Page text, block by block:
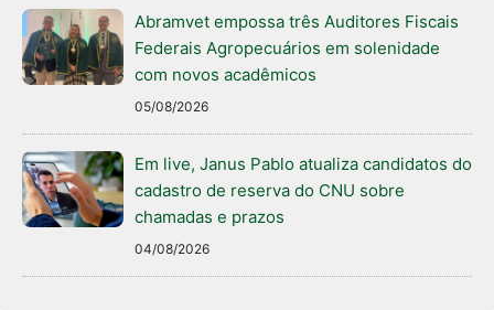
Abramvet empossa três Auditores Fiscais
Federais Agropecuários em solenidade
com novos acadêmicos
05/08/2026
Em live, Janus Pablo atualiza candidatos do
cadastro de reserva do CNU sobre
chamadas e prazos
04/08/2026